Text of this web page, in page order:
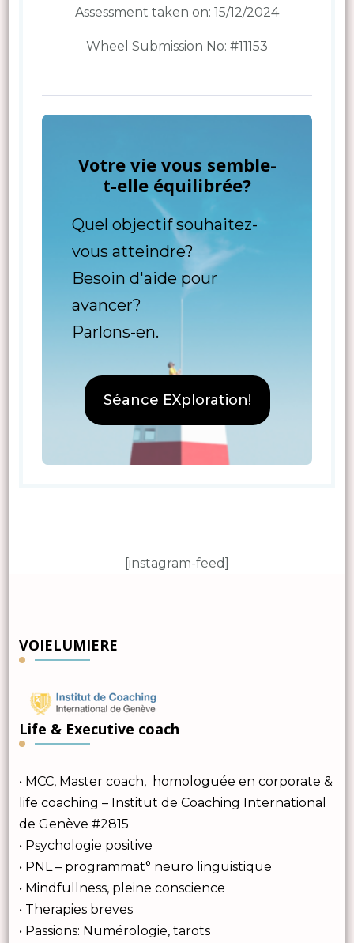
Assessment taken on: 15/12/2024
Wheel Submission No: #11153
Votre vie vous semble-
t-elle équilibrée?
Quel objectif souhaitez-
vous atteindre?
Besoin d'aide pour
avancer?
Parlons-en.
Séance EXploration!
[instagram-feed]
VOIELUMIERE
Life & Executive coach
• MCC, Master coach, homologuée en corporate &
life coaching – Institut de Coaching International
de Genève #2815
• Psychologie positive
• PNL – programmat° neuro linguistique
• Mindfullness, pleine conscience
• Therapies breves
• Passions: Numérologie, tarots